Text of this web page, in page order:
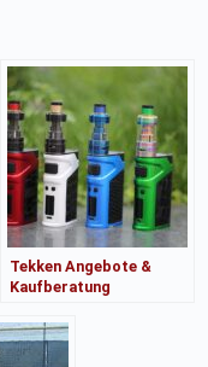
Tekken Angebote &
Kaufberatung